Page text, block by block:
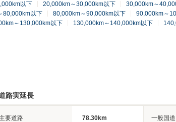
以下 20,000km～30,000km以下 30,000km～
80,000km以下 80,000km～90,000km以下
90,000km～
～130,000km以下 130,000km～140,000km以下
路実延長
主要道路 78.30km 一般国道